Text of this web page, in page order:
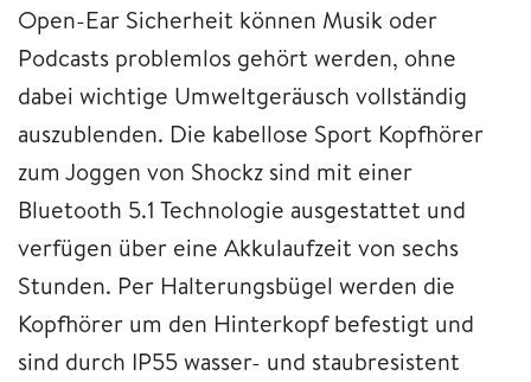
Open-Ear Sicherheit können Musik oder
Podcasts problemlos gehört werden, ohne
dabei wichtige Umweltgeräusch vollständig
auszublenden. Die kabellose Sport Kopfhörer
zum Joggen von Shockz sind mit einer
Bluetooth 5.1 Technologie ausgestattet und
verfügen über eine Akkulaufzeit von sechs
Stunden. Per Halterungsbügel werden die
Kopfhörer um den Hinterkopf befestigt und
sind durch IP55 wasser- und staubresistent